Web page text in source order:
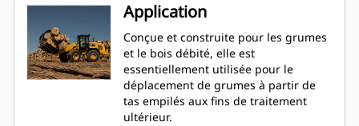
Application
Conçue et construite pour les grumes
et le bois débité, elle est
essentiellement utilisée pour le
déplacement de grumes à partir de
tas empilés aux fins de traitement
ultérieur.